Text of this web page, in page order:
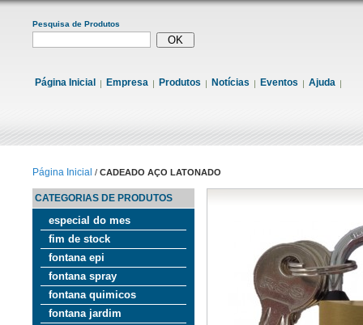
Pesquisa de Produtos
Página Inicial Empresa Produtos Notícias Eventos Ajuda
Página Inicial / CADEADO AÇO LATONADO
CATEGORIAS DE PRODUTOS
especial do mes
fim de stock
fontana epi
fontana spray
fontana quimicos
fontana jardim